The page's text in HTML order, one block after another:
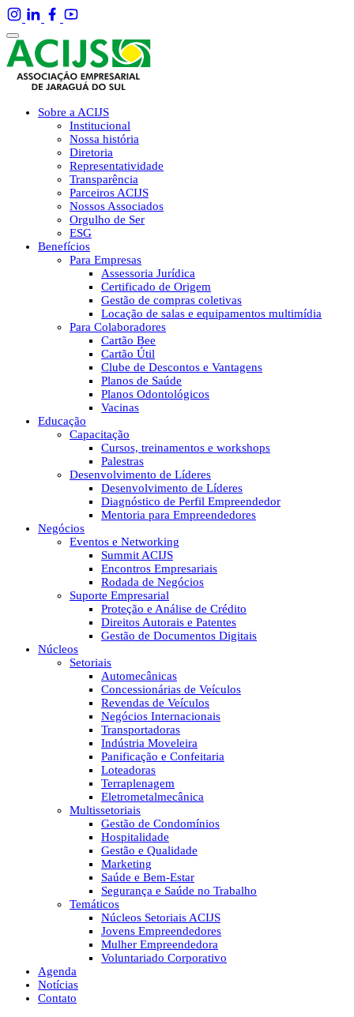
Sobre a ACIJS
Institucional
Nossa história
Diretoria
Representatividade
Transparência
Parceiros ACIJS
Nossos Associados
Orgulho de Ser
ESG
Benefícios
Para Empresas
Assessoria Jurídica
Certificado de Origem
Gestão de compras coletivas
Locação de salas e equipamentos multimídia
Para Colaboradores
Cartão Bee
Cartão Útil
Clube de Descontos e Vantagens
Planos de Saúde
Planos Odontológicos
Vacinas
Educação
Capacitação
Cursos, treinamentos e workshops
Palestras
Desenvolvimento de Líderes
Desenvolvimento de Líderes
Diagnóstico de Perfil Empreendedor
Mentoria para Empreendedores
Negócios
Eventos e Networking
Summit ACIJS
Encontros Empresariais
Rodada de Negócios
Suporte Empresarial
Proteção e Análise de Crédito
Direitos Autorais e Patentes
Gestão de Documentos Digitais
Núcleos
Setoriais
Automecânicas
Concessionárias de Veículos
Revendas de Veículos
Negócios Internacionais
Transportadoras
Indústria Moveleira
Panificação e Confeitaria
Loteadoras
Terraplenagem
Eletrometalmecânica
Multissetoriais
Gestão de Condomínios
Hospitalidade
Gestão e Qualidade
Marketing
Saúde e Bem-Estar
Segurança e Saúde no Trabalho
Temáticos
Núcleos Setoriais ACIJS
Jovens Empreendedores
Mulher Empreendedora
Voluntariado Corporativo
Agenda
Notícias
Contato